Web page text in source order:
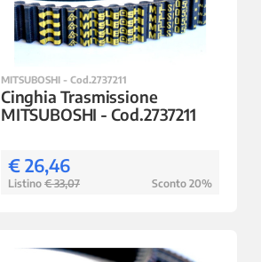
MITSUBOSHI - Cod.2737211
Cinghia Trasmissione
MITSUBOSHI - Cod.2737211
€ 26,46
Listino € 33,07 Sconto 20%